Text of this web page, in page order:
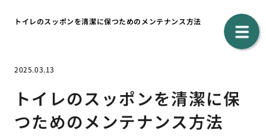
トイレのスッポンを清潔に保つためのメンテナンス方法
2025.03.13
トイレのスッポンを清潔に保
つためのメンテナンス方法